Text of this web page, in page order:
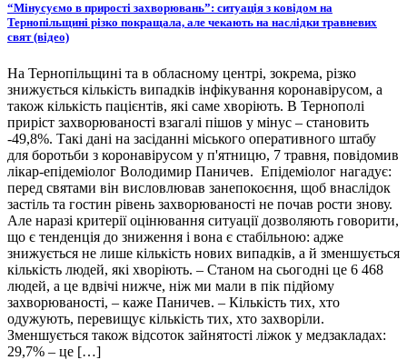
“Мінусуємо в прирості захворювань”: ситуація з ковідом на
Тернопільщині різко покращала, але чекають на наслідки травневих
свят (відео)
На Тернопільщині та в обласному центрі, зокрема, різко
знижується кількість випадків інфікування коронавірусом, а
також кількість пацієнтів, які саме хворіють. В Тернополі
приріст захворюваності взагалі пішов у мінус – становить
-49,8%. Такі дані на засіданні міського оперативного штабу
для боротьби з коронавірусом у п'ятницю, 7 травня, повідомив
лікар-епідеміолог Володимир Паничев. Епідеміолог нагадує:
перед святами він висловлював занепокоєння, щоб внаслідок
застіль та гостин рівень захворюваності не почав рости знову.
Але наразі критерії оцінювання ситуації дозволяють говорити,
що є тенденція до зниження і вона є стабільною: адже
знижується не лише кількість нових випадків, а й зменшується
кількість людей, які хворіють. – Станом на сьогодні це 6 468
людей, а це вдвічі нижче, ніж ми мали в пік підйому
захворюваності, – каже Паничев. – Кількість тих, хто
одужують, перевищує кількість тих, хто захворіли.
Зменшується також відсоток зайнятості ліжок у медзакладах:
29,7% – це […]